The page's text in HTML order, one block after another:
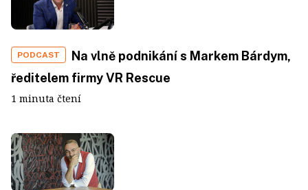
PODCAST
Na vlně podnikání s Markem Bárdym,
ředitelem firmy VR Rescue
1 minuta čtení